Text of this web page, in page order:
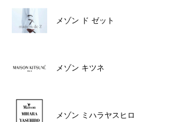
メゾン ド ゼット
メゾン キツネ
メゾン ミハラヤスヒロ